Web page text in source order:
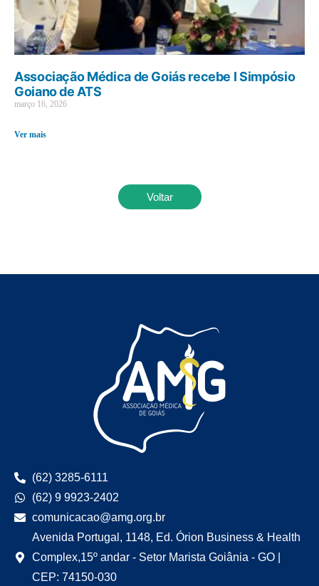
Associação Médica de Goiás recebe I Simpósio
Goiano de ATS
março 16, 2026
Ver mais
Voltar
(62) 3285-6111
(62) 9 9923-2402
comunicacao@amg.org.br
Avenida Portugal, 1148, Ed. Órion Business & Health
Complex,15º andar - Setor Marista Goiânia - GO |
CEP: 74150-030